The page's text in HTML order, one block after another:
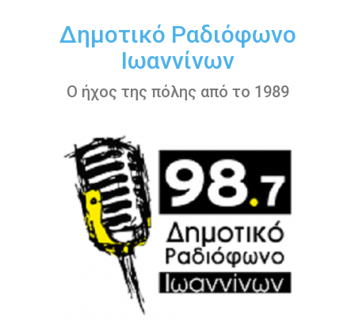
περιεχόμενοΔημοτικό Ραδιόφωνο
Ιωαννίνων
Ο ήχος της πόλης από το 1989